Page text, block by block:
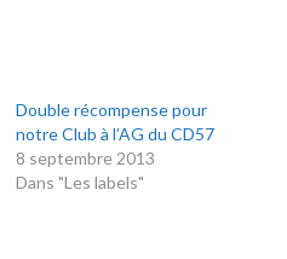
Double récompense pour
notre Club à l’AG du CD57
8 septembre 2013
Dans "Les labels"